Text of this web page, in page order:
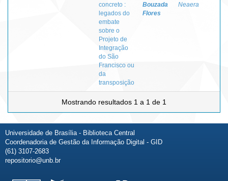
concreto :
legados do
embate
sobre o
Projeto de
Integração
do São
Francisco ou
da
transposição
Bouzada
Flores
Neaera
Mostrando resultados 1 a 1 de 1
Universidade de Brasília - Biblioteca Central
Coordenadoria de Gestão da Informação Digital - GID
(61) 3107-2683
repositorio@unb.br